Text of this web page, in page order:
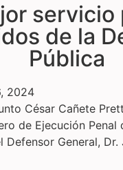
servicio
de la
Pública
2024
César Cañete
de Ejecución
Defensor General, Dr.